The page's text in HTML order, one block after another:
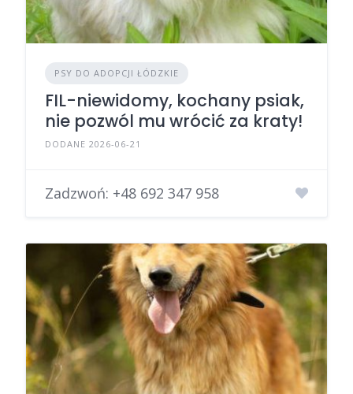
PSY DO ADOPCJI ŁÓDZKIE
FIL-niewidomy, kochany psiak,
nie pozwól mu wrócić za kraty!
DODANE 2026-06-21
Zadzwoń: +48 692 347 958